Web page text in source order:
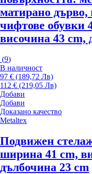
матирано дърво,
чифтове обувки
височина 43 cm,
(9)
В наличност
97 € (189,72 Лв)
112 € (219,05 Лв)
Добави
Добави
Доказано качество
Metaltex
Подвижен
ширина 41 cm,
дълбочина 23 cm